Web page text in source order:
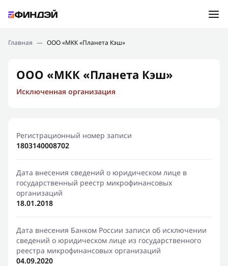
Подбор займа
Новости
Финансовое просвещение
Главная — ООО «МКК «Планета Кэш»
ООО «МКК «Планета Кэш»
Исключенная организация
Регистрационный номер записи
1803140008702
Дата внесения сведений о юридическом лице в
государственный реестр микрофинансовых
организаций
18.01.2018
Дата внесения Банком России записи об исключении
сведений о юридическом лице из государственного
реестра микрофинансовых организаций
04.09.2020
Ошибка:Контактная форма не найдена.
Спасибо, что написали нам
Мы свяжемся с Вами в ближайшее время и сообщим
результат
Отправить новый запрос